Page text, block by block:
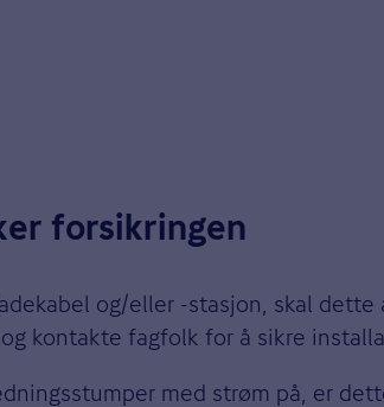
forsikringen
og/eller -stasjon, skal
kontakte fagfolk for å sikre
med strøm på, er